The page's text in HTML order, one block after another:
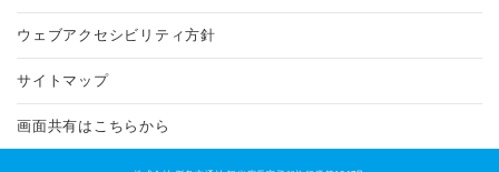
ウェブアクセシビリティ方針
サイトマップ
画面共有はこちらから